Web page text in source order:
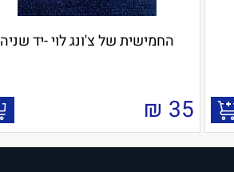
החמישית של צ'ונג לוי -יד שניה
35
₪